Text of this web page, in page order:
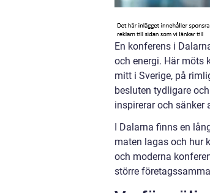
En konferens i
och energi. Här möts
mitt i Sverige, på
besluten tydligare
inspirerar och sänker
I Dalarna finns en
maten lagas och hur
och moderna
större